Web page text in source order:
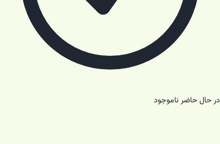
در حال حاضر ناموجود